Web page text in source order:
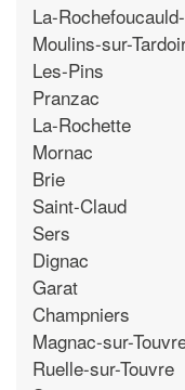
La-
Moulins-sur-
Les-Pins
Pranzac
La-Rochette
Mornac
Brie
Saint-Claud
Sers
Dignac
Garat
Champniers
Magnac-sur-
Ruelle-sur-Touvre